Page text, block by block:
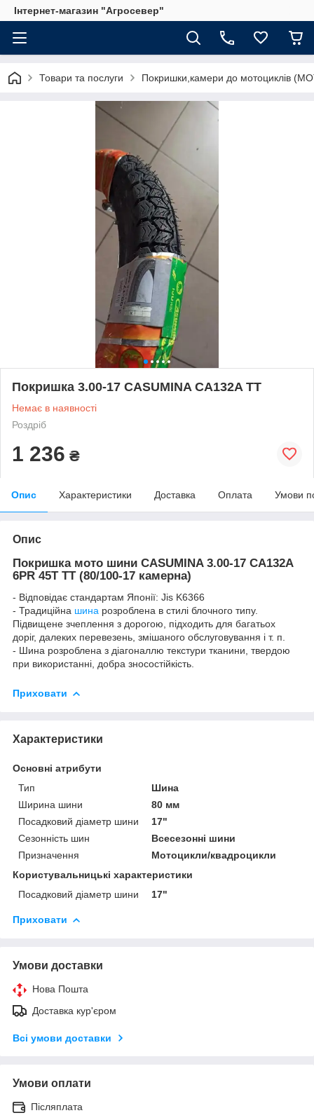
Інтернет-магазин "Агросевер"
Товари та послуги Покришки,камери до мотоциклів
Покришка 3.00-17 CASUMINA CA132A TT
Немає в наявності
Роздріб
1 236 ₴
Опис Характеристики Доставка Оплата Умови
Опис
Покришка мото шини CASUMINA 3.00-17 CA132A
6PR 45T TT (80/100-17 камерна)
- Відповідає стандартам Японії: Jis K6366
- Традиційна шина розроблена в стилі блочного типу.
Підвищене зчеплення з дорогою, підходить для багатьох
доріг, далеких перевезень, змішаного обслуговування і т. п.
- Шина розроблена з діагоналлю текстури тканини, твердою
при використанні, добра зносостійкість.
Приховати
Характеристики
Основні атрибути
Тип
Шина
Ширина шини
80 мм
Посадковий діаметр шини
17"
Сезонність шин
Всесезонні шини
Призначення
Мотоцикли/квадроцикли
Користувальницькі характеристики
Посадковий діаметр шини
17"
Приховати
Умови доставки
Нова Пошта
Доставка кур'єром
Всі умови доставки
Умови оплати
Післяплата